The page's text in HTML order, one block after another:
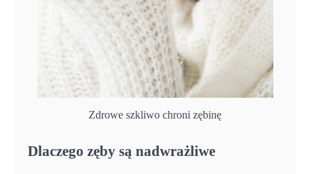
Zdrowe szkliwo chroni zębinę
Dlaczego zęby są nadwrażliwe